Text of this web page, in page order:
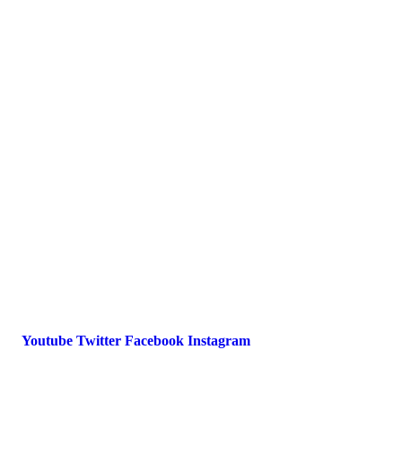
Youtube Twitter Facebook Instagram